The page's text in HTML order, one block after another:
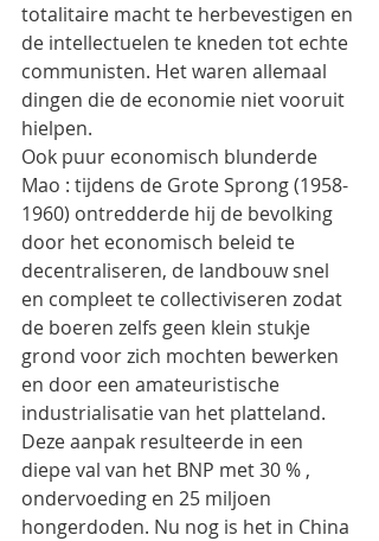
totalitaire macht te herbevestigen en
de intellectuelen te kneden tot echte
communisten. Het waren allemaal
dingen die de economie niet vooruit
hielpen.
Ook puur economisch blunderde
Mao : tijdens de Grote Sprong (1958-
1960) ontredderde hij de bevolking
door het economisch beleid te
decentraliseren, de landbouw snel
en compleet te collectiviseren zodat
de boeren zelfs geen klein stukje
grond voor zich mochten bewerken
en door een amateuristische
industrialisatie van het platteland.
Deze aanpak resulteerde in een
diepe val van het BNP met 30 % ,
ondervoeding en 25 miljoen
hongerdoden. Nu nog is het in China